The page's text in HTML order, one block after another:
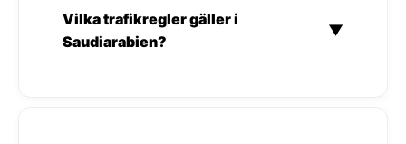
Vilka trafikregler gäller i
Saudiarabien?
▼